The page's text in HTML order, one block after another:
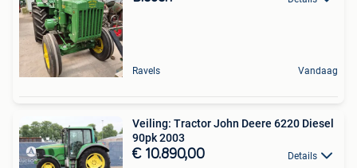
Ravels Vandaag
Veiling: Tractor John Deere 6220 Diesel
90pk 2003
€ 10.890,00 Details